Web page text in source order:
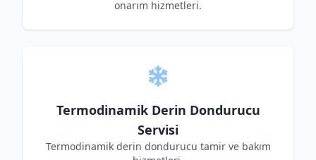
onarım hizmetleri.
Termodinamik Derin Dondurucu
Servisi
Termodinamik derin dondurucu tamir ve bakım